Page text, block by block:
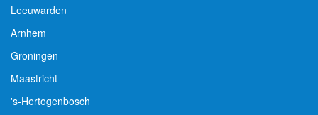
Leeuwarden
Arnhem
Groningen
Maastricht
's-Hertogenbosch